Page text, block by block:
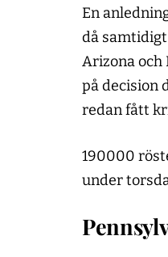
En
då
Arizona och
på decision
redan fått
190000
under